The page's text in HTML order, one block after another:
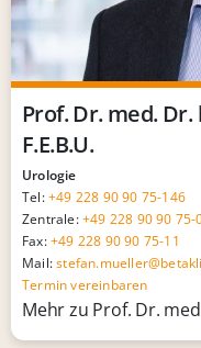
Prof. Dr. med.
F.E.B.U.
Urologie
Tel:+49 228 90 90 75-146
Zentrale:+49 228 90 90 75-
Fax:+49 228 90 90 75-11
Mail:
Termin vereinbaren
Mehr zu Prof. Dr.